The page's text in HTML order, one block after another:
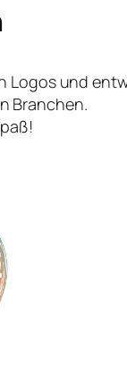
Logos und
Branchen.